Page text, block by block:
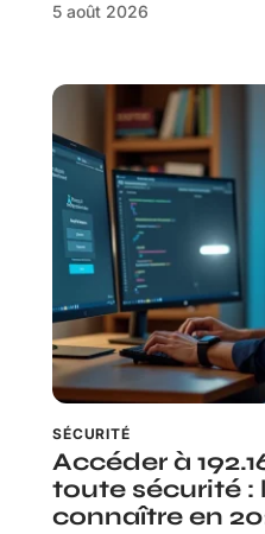
5 août 2026
SÉCURITÉ
Accéder à
toute sécurité :
connaître en